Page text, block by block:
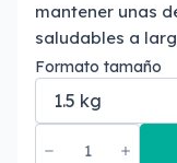
mantener unas
saludables a
Formato tamaño